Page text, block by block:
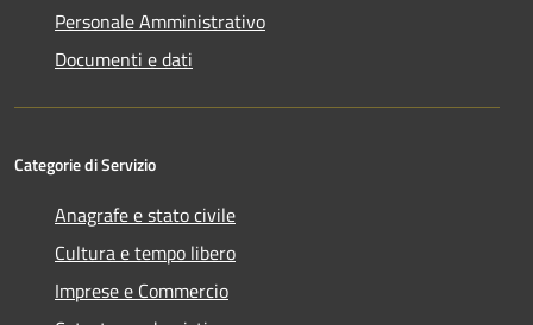
Personale Amministrativo
Documenti e dati
Categorie di Servizio
Anagrafe e stato civile
Cultura e tempo libero
Imprese e Commercio